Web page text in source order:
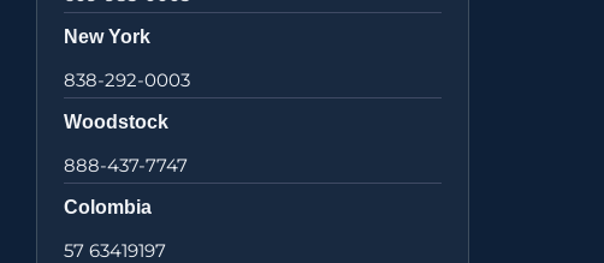
New York
838-292-0003
Woodstock
888-437-7747
Colombia
57 63419197